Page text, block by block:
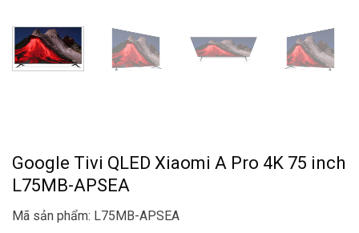
Google Tivi QLED Xiaomi A Pro 4K 75 inch
L75MB-APSEA
Mã sản phẩm: L75MB-APSEA